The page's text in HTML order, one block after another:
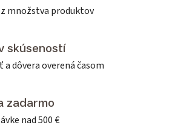
množstva produktov
skúseností
a dôvera overená časom
zadarmo
nad 500 €